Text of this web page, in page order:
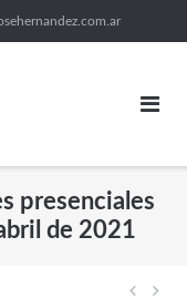
presenciales
de 2021